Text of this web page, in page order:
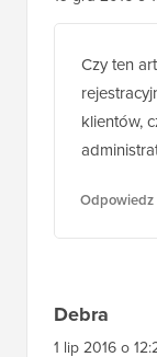
Dom WO
19 gru 2016 o
Czy ten